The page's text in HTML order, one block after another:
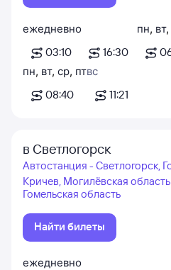
ежедневно
03:10
16:30
пн, вт,
пн, вт, ср, пт
08:40
вс
11:21
в Светлогорск
Автостанция - Светлогорск,
Кричев, Могилёвская
Гомельская область
Найти билеты
ежедневно